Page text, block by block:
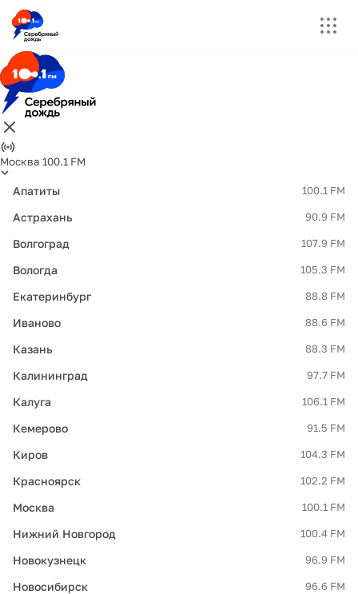
Москва 100.1 FM
Апатиты 100.1 FM
Астрахань 90.9 FM
Волгоград 107.9 FM
Вологда 105.3 FM
Екатеринбург 88.8 FM
Иваново 88.6 FM
Казань 88.3 FM
Калининград 97.7 FM
Калуга 106.1 FM
Кемерово 91.5 FM
Киров 104.3 FM
Красноярск 102.2 FM
Москва 100.1 FM
Нижний Новгород 100.4 FM
Новокузнецк 96.9 FM
Новосибирск 96.6 FM